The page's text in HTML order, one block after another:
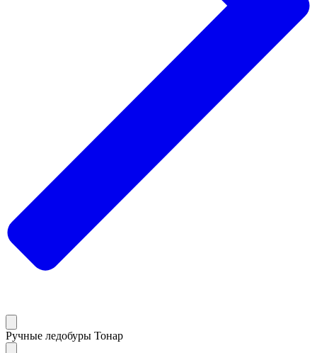
Ручные ледобуры Тонар